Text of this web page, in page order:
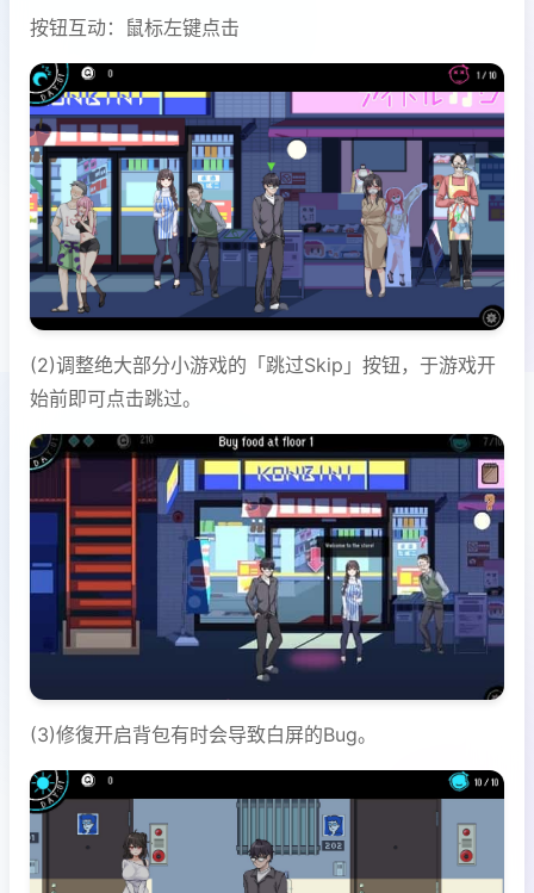
按钮互动：鼠标左键点击
(2)调整绝大部分小游戏的「跳过Skip」按钮，于游戏开
始前即可点击跳过。
(3)修復开启背包有时会导致白屏的Bug。